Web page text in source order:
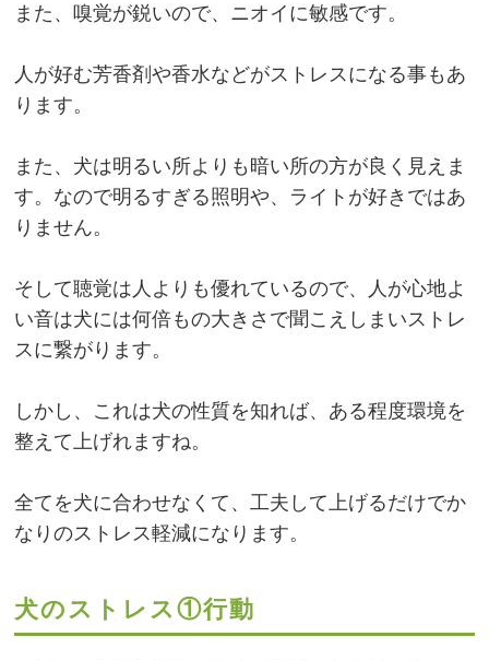
また、嗅覚が鋭いので、ニオイに敏感です。
人が好む芳香剤や香水などがストレスになる事もあ
ります。
また、犬は明るい所よりも暗い所の方が良く見えま
す。なので明るすぎる照明や、ライトが好きではあ
りません。
そして聴覚は人よりも優れているので、人が心地よ
い音は犬には何倍もの大きさで聞こえしまいストレ
スに繋がります。
しかし、これは犬の性質を知れば、ある程度環境を
整えて上げれますね。
全てを犬に合わせなくて、工夫して上げるだけでか
なりのストレス軽減になります。
犬のストレス①行動